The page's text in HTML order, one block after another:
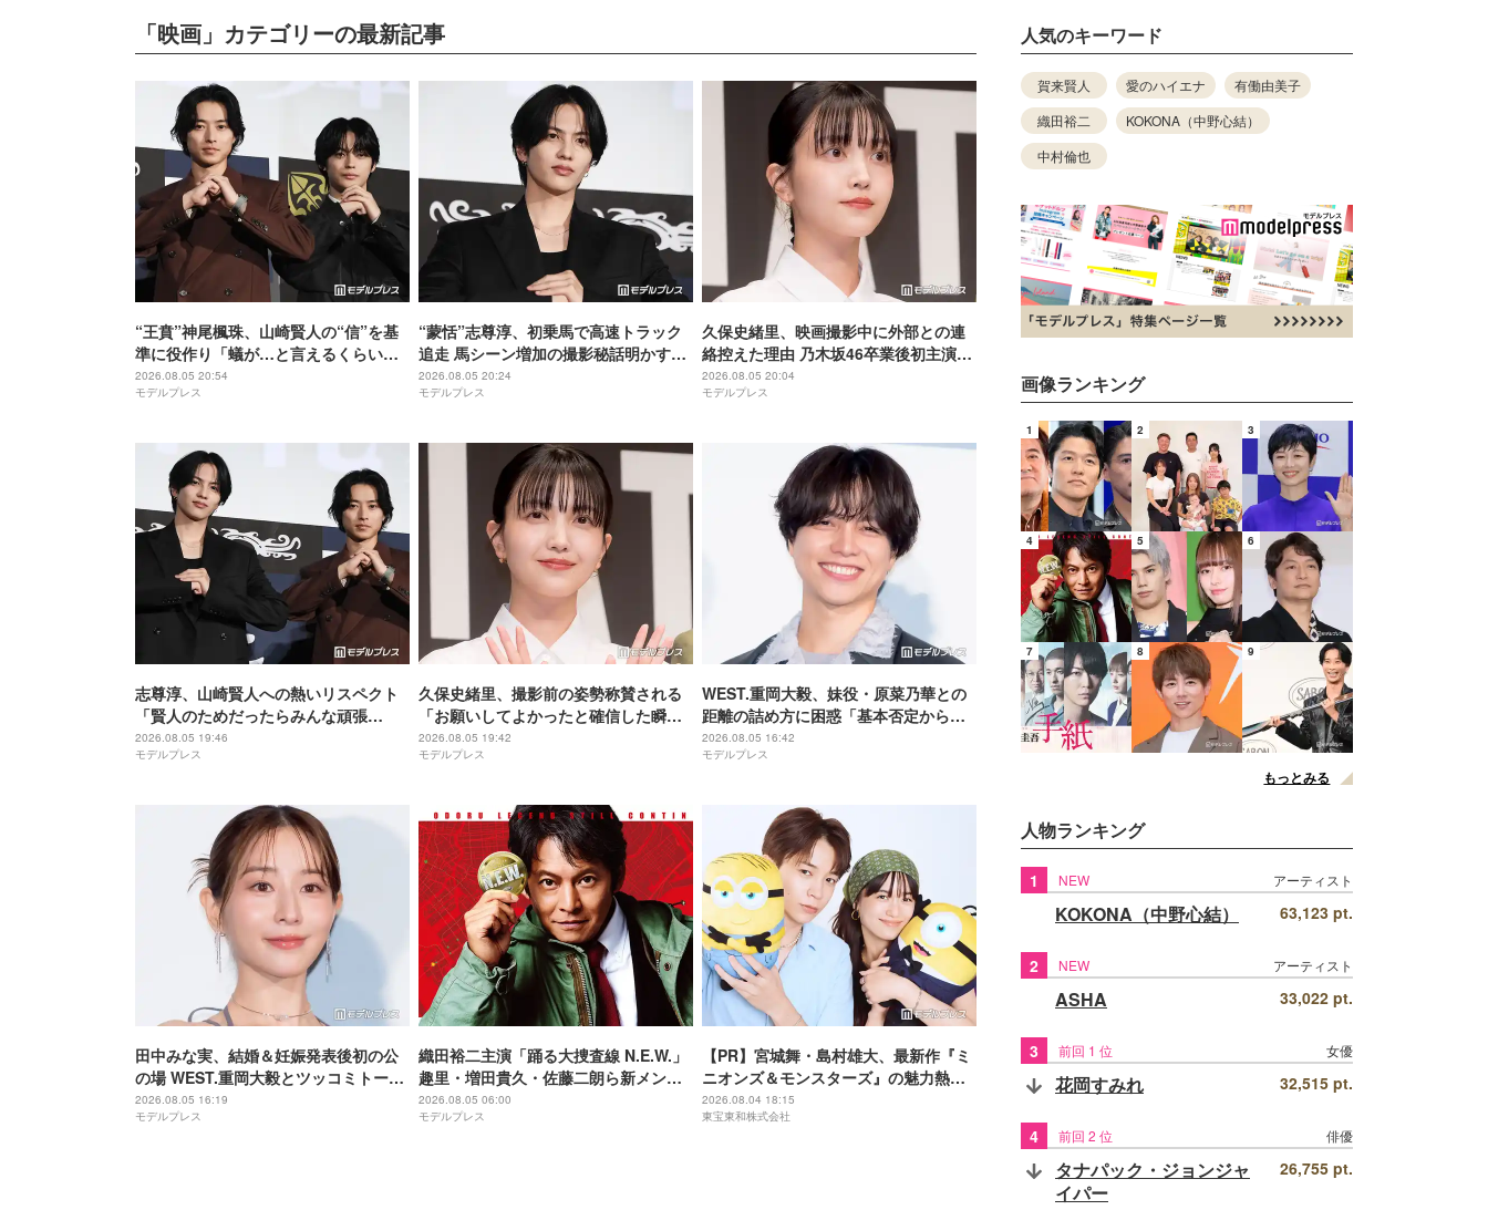
「映画」カテゴリーの最新記事
“王賁”神尾楓珠、山崎賢人の“信”を基
準に役作り「蟻が…と言えるくらいの
説得力がないと」【キングダム 魂の決
戦】
2026.08.05 20:54
モデルプレス
“蒙恬”志尊淳、初乗馬で高速トラック
追走 馬シーン増加の撮影秘話明かす
【キングダム 魂の決戦】
2026.08.05 20:24
モデルプレス
久保史緒里、映画撮影中に外部との連
絡控えた理由 乃木坂46卒業後初主演で
母親役に【世界は美しいと誰かが言っ
た】
2026.08.05 20:04
モデルプレス
志尊淳、山崎賢人への熱いリスペクト
「賢人のためだったらみんな頑張
る」“信”としての姿を絶賛【キングダ
ム 魂の決戦】
2026.08.05 19:46
モデルプレス
久保史緒里、撮影前の姿勢称賛される
「お願いしてよかったと確信した瞬
間」【世界は美しいと誰かが言った】
2026.08.05 19:42
モデルプレス
WEST.重岡大毅、妹役・原菜乃華との
距離の詰め方に困惑「基本否定から入
る会話をしてしまった」【5秒で完全犯
罪を生成する方法】
2026.08.05 16:42
モデルプレス
田中みな実、結婚＆妊娠発表後初の公
の場 WEST.重岡大毅とツッコミトーク
「子役みたいな子なので…」【5秒で完
全犯罪を生成する方法】
2026.08.05 16:19
モデルプレス
織田裕二主演「踊る大捜査線 N.E.W.」
趣里・増田貴久・佐藤二朗ら新メンバ
ー紹介映像解禁 各キャラクター象徴す
る“謎のキーワード”も
2026.08.05 06:00
モデルプレス
【PR】宮城舞・島村雄大、最新作『ミ
ニオンズ＆モンスターズ』の魅力熱弁
ハチャメチャだけじゃない“友情と
絆”に感動
2026.08.04 18:15
東宝東和株式会社
人気のキーワード
賀来賢人 愛のハイエナ
有働由美子
織田裕二
KOKONA（中野心結）
中村倫也
画像ランキング
1 2 3
4 5 6
7 8 9
もっとみる
人物ランキング
1 NEW アーティスト
KOKONA（中野心結） 63,123 pt.
2 NEW アーティスト
ASHA 33,022 pt.
3 前回 1 位 女優
花岡すみれ 32,515 pt.
4 前回 2 位 俳優
タナパック・ジョンジャ
イパー
26,755 pt.